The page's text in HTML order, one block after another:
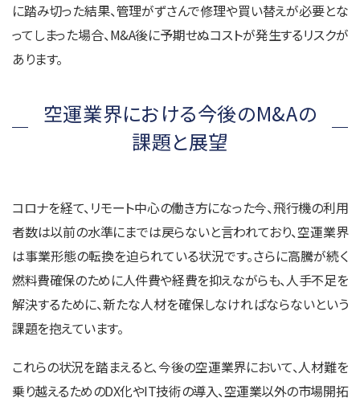
に踏み切った結果、管理がずさんで修理や買い替えが必要とな
ってしまった場合、M&A後に予期せぬコストが発生するリスクが
あります。
空運業界における今後のM&Aの
課題と展望
コロナを経て、リモート中心の働き方になった今、飛行機の利用
者数は以前の水準にまでは戻らないと言われており、空運業界
は事業形態の転換を迫られている状況です。さらに高騰が続く
燃料費確保のために人件費や経費を抑えながらも、人手不足を
解決するために、新たな人材を確保しなければならないという
課題を抱えています。
これらの状況を踏まえると、今後の空運業界において、人材難を
乗り越えるためのDX化やIT技術の導入、空運業以外の市場開拓